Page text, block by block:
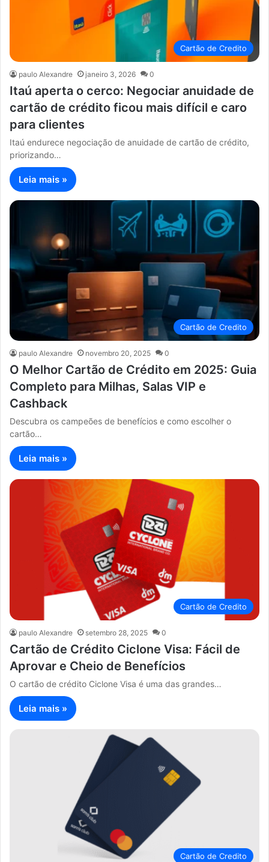
Cartão de Credito
paulo Alexandre janeiro 3, 2026 0
Itaú aperta o cerco: Negociar anuidade de
cartão de crédito ficou mais difícil e caro
para clientes
Itaú endurece negociação de anuidade de cartão de crédito,
priorizando…
Leia mais »
Cartão de Credito
paulo Alexandre novembro 20, 2025 0
O Melhor Cartão de Crédito em 2025: Guia
Completo para Milhas, Salas VIP e
Cashback
Descubra os campeões de benefícios e como escolher o
cartão…
Leia mais »
Cartão de Credito
paulo Alexandre setembro 28, 2025 0
Cartão de Crédito Ciclone Visa: Fácil de
Aprovar e Cheio de Benefícios
O cartão de crédito Ciclone Visa é uma das grandes…
Leia mais »
Cartão de Credito